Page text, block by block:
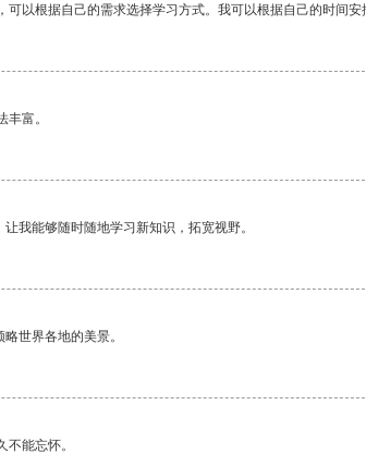
以根据自己的需求选择学习方式。我可以根据自己的时间安
富。
我能够随时随地学习新知识，拓宽视野。
世界各地的美景。
能忘怀。